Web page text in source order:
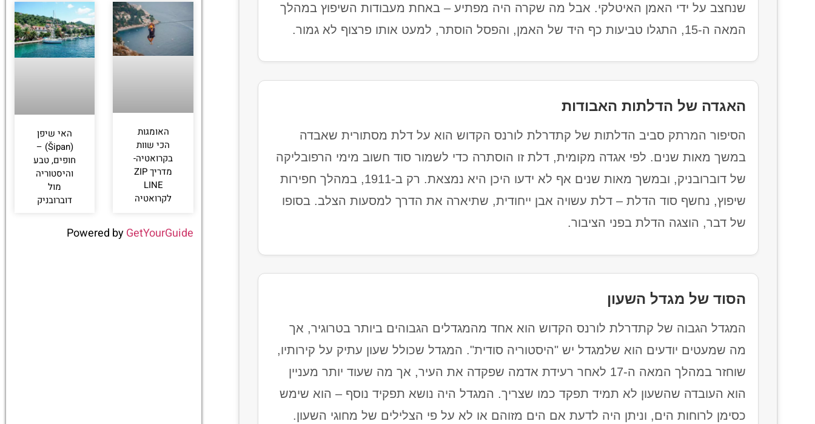
שנחצב על ידי האמן האיטלקי. אבל מה שקרה היה מפתיע – באחת מעבודות השיפוץ במהלך
המאה ה-15, התגלו טביעות כף היד של האמן, והפסל הוסתר, למעט אותו פרצוף לא גמור.
האגדה של הדלתות האבודות
הסיפור המרתק סביב הדלתות של קתדרלת לורנס הקדוש הוא על דלת מסתורית שאבדה
במשך מאות שנים. לפי אגדה מקומית, דלת זו הוסתרה כדי לשמור סוד חשוב מימי הרפובליקה
של דוברובניק, ובמשך מאות שנים אף לא ידעו היכן היא נמצאת. רק ב-1911, במהלך חפירות
שיפוץ, נחשף סוד הדלת – דלת עשויה אבן ייחודית, שתיארה את הדרך למסעות הצלב. בסופו
של דבר, הוצגה הדלת בפני הציבור.
הסוד של מגדל השעון
המגדל הגבוה של קתדרלת לורנס הקדוש הוא אחד מהמגדלים הגבוהים ביותר בטרוגיר, אך
מה שמעטים יודעים הוא שלמגדל יש "היסטוריה סודית". המגדל שכולל שעון עתיק על קירותיו,
שוחזר במהלך המאה ה-17 לאחר רעידת אדמה שפקדה את העיר, אך מה שעוד יותר מעניין
הוא העובדה שהשעון לא תמיד תפקד כמו שצריך. המגדל היה נושא תפקיד נוסף – הוא שימש
כסימן לרוחות הים, וניתן היה לדעת אם הים מזוהם או לא על פי הצלילים של מחוגי השעון.
האומגות
הכי שוות
בקרואטיה-
מדריך ZIP
LINE
לקרואטיה
האי שיפן
(Šipan) –
חופים, טבע
והיסטוריה
מול
דוברובניק
Powered byGetYourGuide